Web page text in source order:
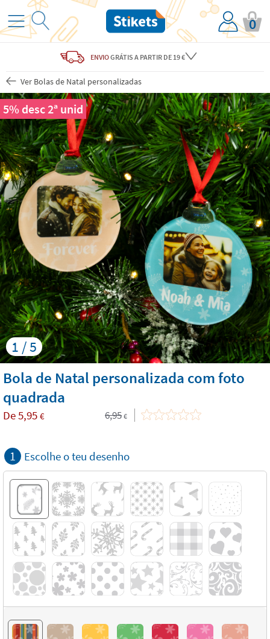
0
ENVIOGRÁTIS A PARTIR DE 19 €
Ver Bolas de Natal personalizadas
1 / 5
5% desc 2ª unid
Bola de Natal personalizada com foto
quadrada
De5,95 € 6,95 €
1 Escolhe o teu desenho